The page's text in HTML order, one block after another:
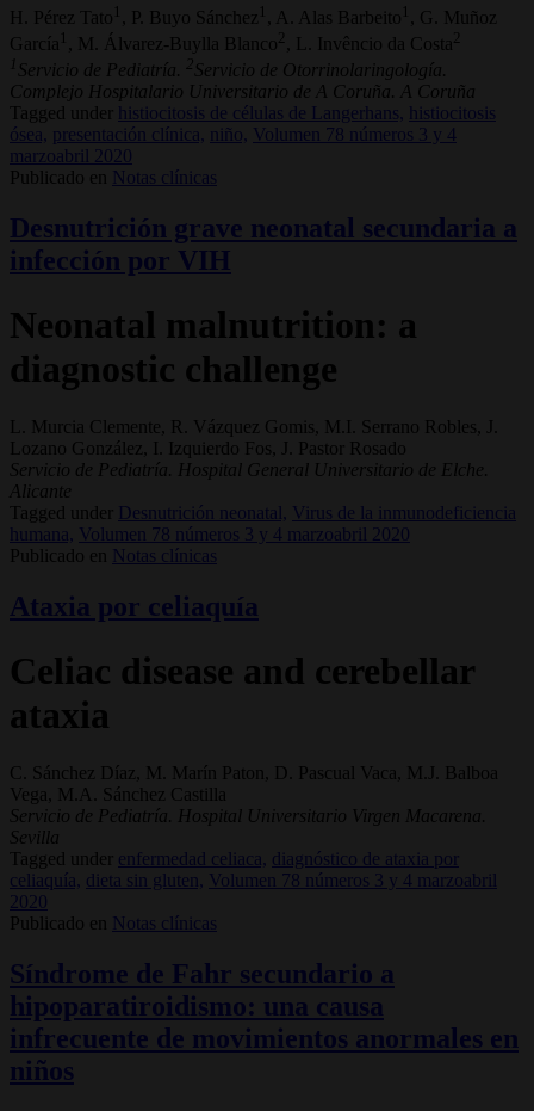
H. Pérez Tato 1 , P. Buyo Sánchez 1 , A. Alas Barbeito 1
, G. Muñoz
García 1 , M. Álvarez-Buylla Blanco , L. Invêncio da Costa
1 Servicio de Pediatría. 2 Servicio de Otorrinolaringología.
Complejo Hospitalario Universitario de A Coruña. A Coruña
Tagged under
histiocitosis de células de Langerhans,
histiocitosis
ósea, presentación clínica, niño, Volumen 78 números 3 y 4
marzoabril 2020
Publicado en Notas clínicas
Desnutrición grave neonatal secundaria a
infección por VIH
Neonatal malnutrition: a
diagnostic challenge
L. Murcia Clemente, R. Vázquez Gomis, M.I. Serrano Robles, J.
Lozano González, I. Izquierdo Fos, J. Pastor Rosado
Servicio de Pediatría. Hospital General Universitario de Elche.
Alicante
Tagged under
Desnutrición neonatal,
Virus de la inmunodeficiencia
humana,
Volumen 78 números 3 y 4 marzoabril 2020
Publicado en
Notas clínicas
Ataxia por celiaquía
Celiac disease and cerebellar
ataxia
C. Sánchez Díaz, M. Marín Paton, D. Pascual Vaca, M.J. Balboa
Vega, M.A. Sánchez Castilla
Servicio de Pediatría. Hospital Universitario Virgen Macarena.
Sevilla
Tagged under
enfermedad celiaca, diagnóstico de ataxia por
celiaquía, dieta sin gluten,
Volumen 78 números 3 y 4 marzoabril
2020
Publicado en
Notas clínicas
Síndrome de Fahr secundario a
hipoparatiroidismo: una causa
infrecuente de movimientos anormales en
niños